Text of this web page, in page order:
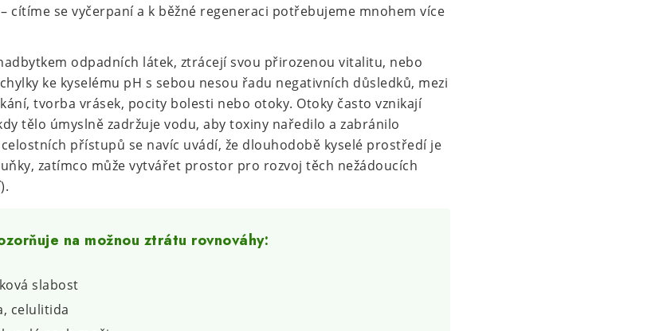
cítíme se vyčerpaní a k běžné regeneraci potřebujeme mnohem více
odpadních látek, ztrácejí svou přirozenou vitalitu, nebo
ke kyselému pH s sebou nesou řadu negativních důsledků, mezi
tvorba vrásek, pocity bolesti nebo otoky. Otoky často vznikají
tělo úmyslně zadržuje vodu, aby toxiny naředilo a zabránilo
přístupů se navíc uvádí, že dlouhodobě kyselé prostředí je
zatímco může vytvářet prostor pro rozvoj těch nežádoucích
na možnou ztrátu rovnováhy:
slabost
celulitida